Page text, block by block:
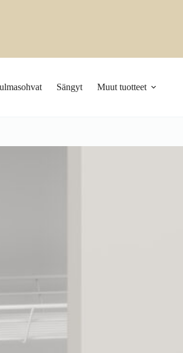
Sängyt Muut tuotteet